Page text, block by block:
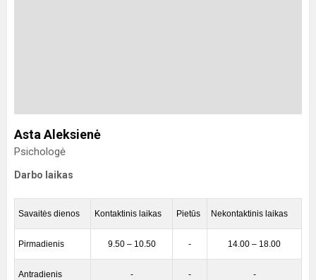
Asta Aleksienė
Psichologė
Darbo laikas
Savaitės dienos Kontaktinis laikas Pietūs Nekontaktinis laikas
Pirmadienis 9.50 – 10.50 - 14.00 – 18.00
Antradienis - - -